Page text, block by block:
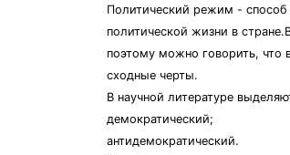
Политический режим - способ
политической жизни в
поэтому можно говорить,
сходные черты.
В научной литературе
демократический;
антидемократический.